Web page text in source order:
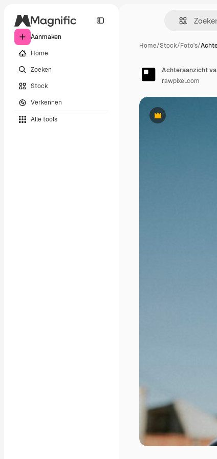
Aanmaken
Home
Zoeken
Stock
Verkennen
Alle tools
Home/Stock/Foto's/
Premium
rawpixel.com